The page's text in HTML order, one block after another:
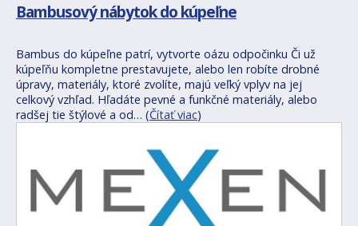
Bambusový nábytok do kúpeľne
Bambus do kúpeľne patrí, vytvorte oázu odpočinku Či už
kúpeľňu kompletne prestavujete, alebo len robíte drobné
úpravy, materiály, ktoré zvolíte, majú veľký vplyv na jej
celkový vzhľad. Hľadáte pevné a funkčné materiály, alebo
radšej tie štýlové a od… (Čítať viac)